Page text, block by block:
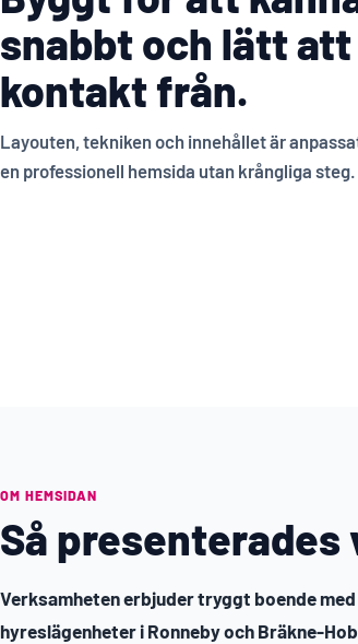
snabbt och lätt
kontakt från.
Layouten, tekniken och innehållet är
en professionell hemsida utan krångliga steg.
OM HEMSIDAN
Så presenterades
Verksamheten erbjuder tryggt boende
hyreslägenheter i Ronneby och Bräkne-